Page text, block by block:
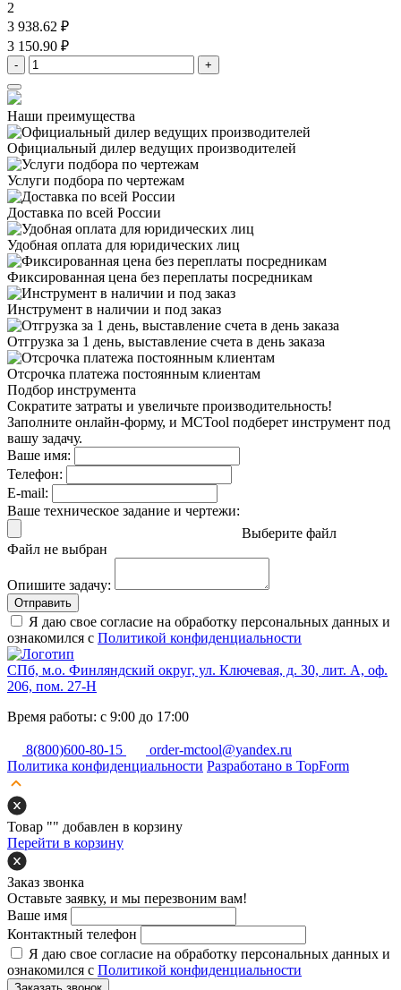
2
3 938.62 ₽
3 150.90 ₽
- +
Наши преимущества
Официальный дилер ведущих производителей
Услуги подбора по чертежам
Доставка по всей России
Удобная оплата для юридических лиц
Фиксированная цена без переплаты посредникам
Инструмент в наличии и под заказ
Отгрузка за 1 день, выставление счета в день заказа
Отсрочка платежа постоянным клиентам
Подбор инструмента
Сократите затраты и увеличьте производительность!
Заполните онлайн-форму, и MCTool подберет инструмент под
вашу задачу.
Ваше имя:
Телефон:
E-mail:
Ваше техническое задание и чертежи:
Выберите файл
Файл не выбран
Опишите задачу:
Отправить
Я даю свое согласие на обработку персональных данных и
ознакомился с Политикой конфиденциальности
СПб, м.о. Финляндский округ, ул. Ключевая, д. 30, лит. А, оф.
206, пом. 27-Н
Время работы: с 9:00 до 17:00
8(800)600-80-15
order-mctool@yandex.ru
Политика конфиденциальности Разработано в TopForm
Товар "" добавлен в корзину
Перейти в корзину
Заказ звонка
Оставьте заявку, и мы перезвоним вам!
Ваше имя
Контактный телефон
Я даю свое согласие на обработку персональных данных и
ознакомился с Политикой конфиденциальности